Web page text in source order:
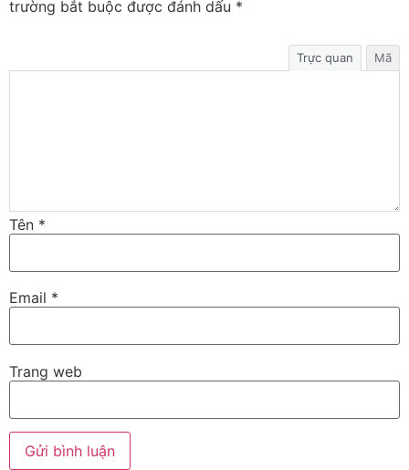
trường bắt buộc được đánh dấu *
Trực quan Mã
Tên *
Email *
Trang web